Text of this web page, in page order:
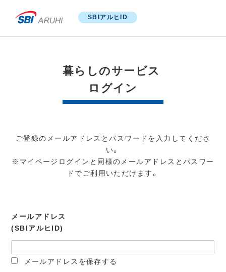
SBIアルヒID
暮らしのサービス
ログイン
ご登録のメールアドレスとパスワードを入力してくださ
い。
※マイページログインと同様のメールアドレスとパスワー
ドでご利用いただけます。
メールアドレス
(SBIアルヒID)
メールアドレスを保存する